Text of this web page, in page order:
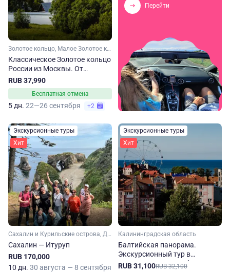
Золотое кольцо, Малое Золотое кольцо, Ярославская область, Ивановская область, Костромская область, Владимирская область, Московская область
Классическое Золотое кольцо
России из Москвы. От
Сергиева Посада до
Владимира
RUB 37,990
Бесплатная отмена
5 дн. 22—26 сентября +2
Перейти
Экскурсионные туры
Хит
Сахалин и Курильские острова, Дальний Восток
Сахалин — Итуруп
RUB 170,000
10 дн. 30 августа — 8 сентября
Экскурсионные туры
Хит
Калининградская область
Балтийская панорама.
Экскурсионный тур в
Калининградскую область
RUB 31,100RUB 32,100